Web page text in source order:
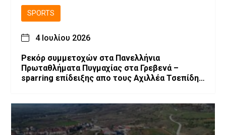
SPORTS
4 Ιουλίου 2026
Ρεκόρ συμμετοχών στα Πανελλήνια
Πρωταθλήματα Πυγμαχίας στα Γρεβενά –
sparring επίδειξης απο τους Αχιλλέα Τσεπίδη